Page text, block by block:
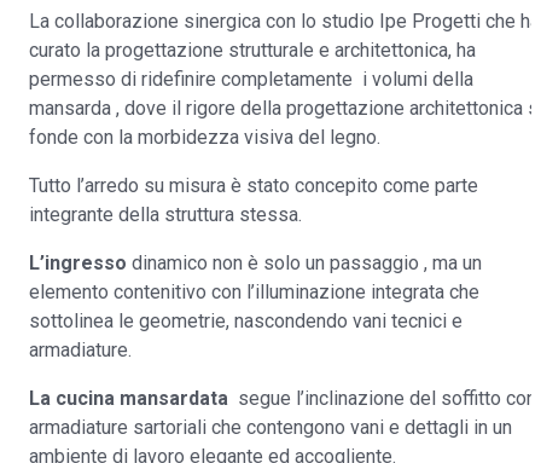
La collaborazione sinergica con lo studio Ipe Progetti che ha
curato la progettazione strutturale e architettonica, ha
permesso di ridefinire completamente i volumi della
mansarda , dove il rigore della progettazione architettonica
fonde con la morbidezza visiva del legno.
Tutto l’arredo su misura è stato concepito come parte
integrante della struttura stessa.
L’ingresso dinamico non è solo un passaggio , ma un
elemento contenitivo con l’illuminazione integrata che
sottolinea le geometrie, nascondendo vani tecnici e
armadiature.
La cucina mansardata segue l’inclinazione del soffitto con
armadiature sartoriali che contengono vani e dettagli in un
ambiente di lavoro elegante ed accogliente.